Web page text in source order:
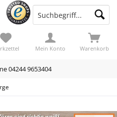
04244 9653404
Warenkorb
Mein Konto